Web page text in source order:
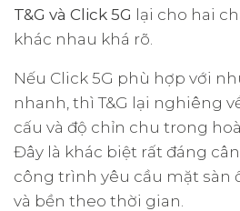
T&G và Click 5G lại cho hai
khác nhau khá rõ.
Nếu Click 5G phù hợp với
nhanh, thì T&G lại nghiêng
cấu và độ chỉn chu trong
Đây là khác biệt rất đáng
công trình yêu cầu mặt sàn
và bền theo thời gian.